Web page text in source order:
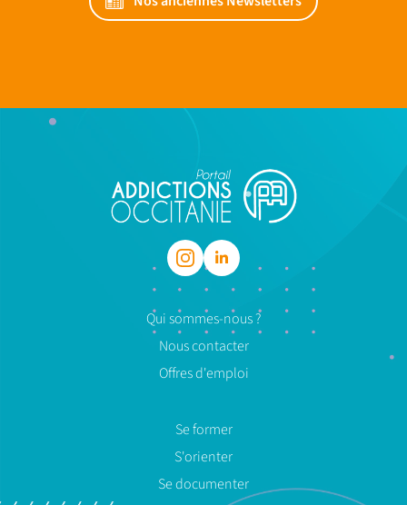
Qui sommes-nous ?
Nous contacter
Offres d'emploi
Se former
S'orienter
Se documenter